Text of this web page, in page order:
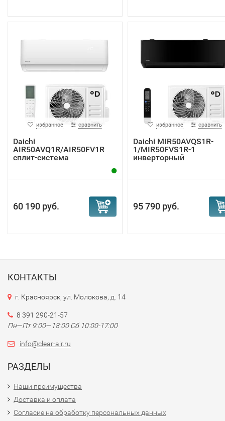
избранное сравнить
Daichi
AIR50AVQ1R/AIR50FV1R
сплит-система
60 190 руб.
избранное сравнить
Daichi MIR50AVQS1R-
1/MIR50FVS1R-1
инверторный
95 790 руб.
КОНТАКТЫ
г. Красноярск, ул. Молокова, д. 14
8 391 290-21-57
Пн—Пт 9:00—18:00 Сб 10:00-17:00
info@clear-air.ru
РАЗДЕЛЫ
Наши преимущества
Доставка и оплата
Согласие на обработку персональных данных